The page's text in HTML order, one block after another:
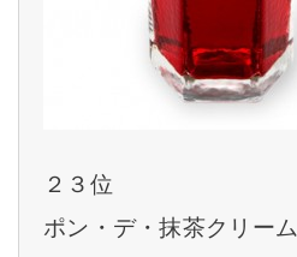
２３位
ポン・デ・抹茶クリーム